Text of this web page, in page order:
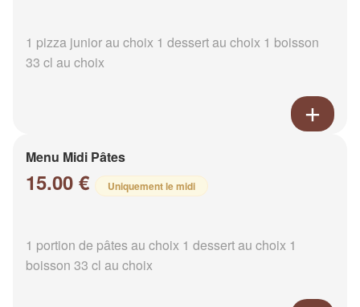
1 pizza junior au choix 1 dessert au choix 1 boisson
33 cl au choix
Menu Midi Pâtes
15.00 € Uniquement le midi
1 portion de pâtes au choix 1 dessert au choix 1
boisson 33 cl au choix